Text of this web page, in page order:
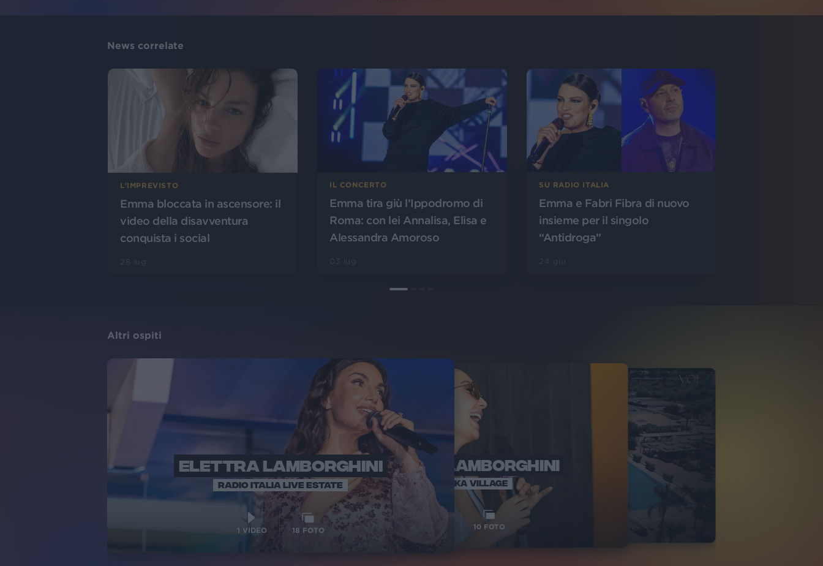
News correlate
L'IMPREVISTO
Emma bloccata in ascensore: il
video della disavventura
conquista i social
IL CONCERTO
Emma tira giù l’Ippodromo di
Roma: con lei Annalisa, Elisa e
Alessandra Amoroso
SU RADIO ITALIA
Emma e Fabri Fibra di nuovo
insieme per il singolo
“Antidroga”
Altri ospiti
ELETTRA LAMBORGHINI
RADIO ITALIA LIVE ESTATE
1 VIDEO 18 FOTO
ELETTRA LAMBORGHINI
VOI TANKA VILLAGE
10 FOTO
RADIO ITALIA
VOI TANKA VILLAGE